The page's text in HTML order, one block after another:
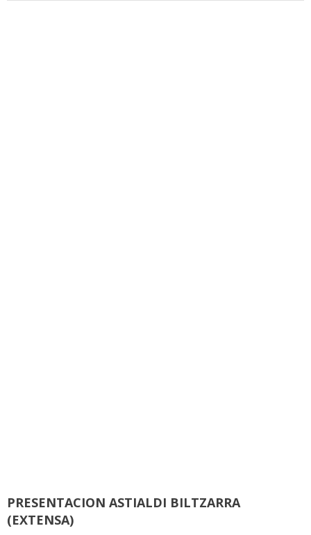
PRESENTACION ASTIALDI BILTZARRA
(EXTENSA)